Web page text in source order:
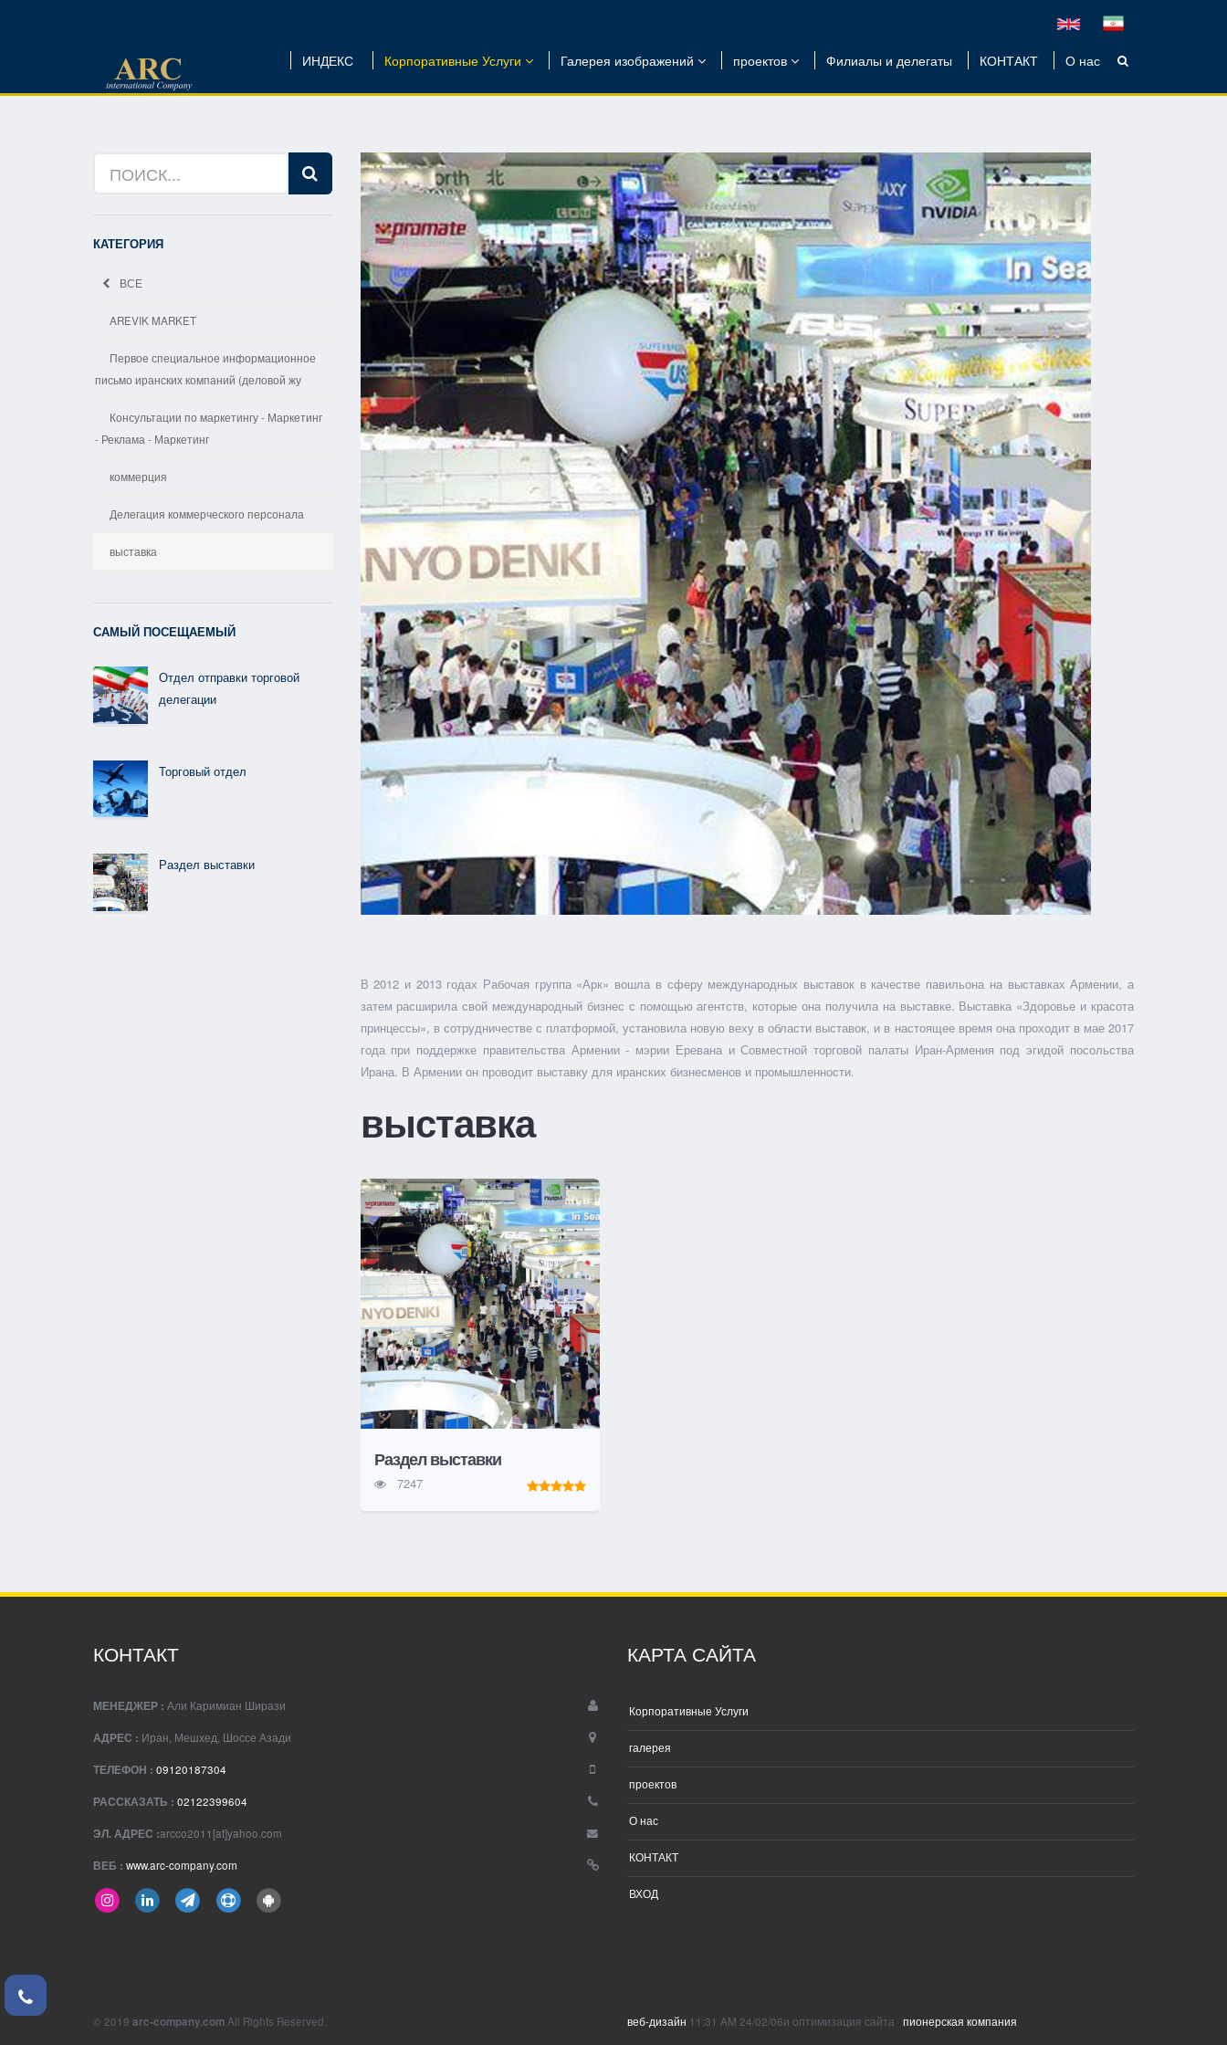
ИНДЕКС Корпоративные Услуги Галерея изображений проектов Филиалы и делегаты КОНТАКТ О нас
КАТЕГОРИЯ
ВСЕ
AREVIK MARKET
Первое специальное информационное
письмо иранских компаний (деловой жу
Консультации по маркетингу - Маркетинг
- Реклама - Маркетинг
коммерция
Делегация коммерческого персонала
выставка
САМЫЙ ПОСЕЩАЕМЫЙ
Отдел отправки торговой
делегации
Торговый отдел
Раздел выставки
В 2012 и 2013 годах Рабочая группа «Арк» вошла в сферу международных выставок в качестве павильона на выставках Армении, а
затем расширила свой международный бизнес с помощью агентств, которые она получила на выставке. Выставка «Здоровье и красота
принцессы», в сотрудничестве с платформой, установила новую веху в области выставок, и в настоящее время она проходит в мае 2017
года при поддержке правительства Армении - мэрии Еревана и Совместной торговой палаты Иран-Армения под эгидой посольства
Ирана. В Армении он проводит выставку для иранских бизнесменов и промышленности.
выставка
Раздел выставки
7247
КОНТАКТ
МЕНЕДЖЕР : Али Каримиан Ширази
АДРЕС : Иран, Мешхед, Шоссе Азади
ТЕЛЕФОН : 09120187304
РАССКАЗАТЬ : 02122399604
ЭЛ. АДРЕС :arcco2011[at]yahoo.com
ВЕБ : www.arc-company.com
КАРТА САЙТА
Корпоративные Услуги
галерея
проектов
О нас
КОНТАКТ
ВХОД
© 2019 arc-company.comAll Rights Reserved. веб-дизайн 11:31 AM 24/02/06и оптимизация сайта пионерская компания